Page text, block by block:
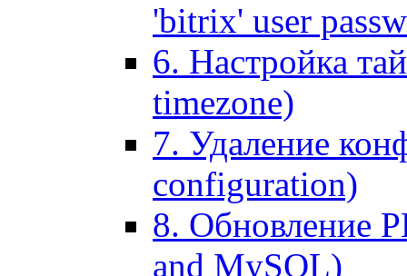
'bitrix' user
6. Настройка
timezone)
7. Удаление
configuration)
8. Обновление
and MySQL)